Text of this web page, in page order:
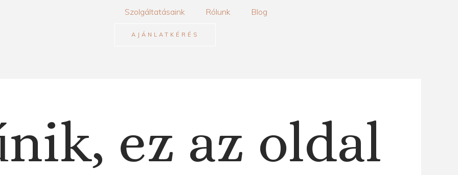
Szolgáltatásaink Rólunk Blog
AJÁNLATKÉRÉS
ez az oldal